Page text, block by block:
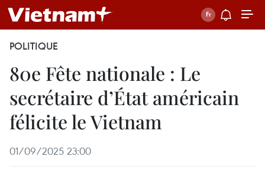
POLITIQUE
80e Fête nationale : Le
secrétaire d’État américain
félicite le Vietnam
01/09/2025 23:00